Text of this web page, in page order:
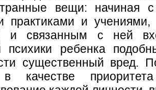
вещи: начиная
практиками и
и связанным с ней
психики ребенка
существенный вред.
качестве